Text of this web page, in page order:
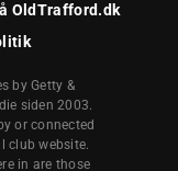
OldTrafford.dk
by Getty &
siden 2003.
or connected
club website.
in are those